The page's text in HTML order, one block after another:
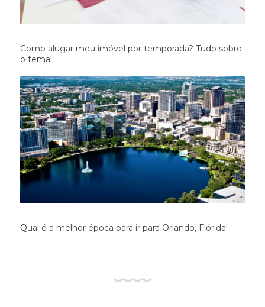
Como alugar meu imóvel por temporada? Tudo sobre
o tema!
Qual é a melhor época para ir para Orlando, Flórida!